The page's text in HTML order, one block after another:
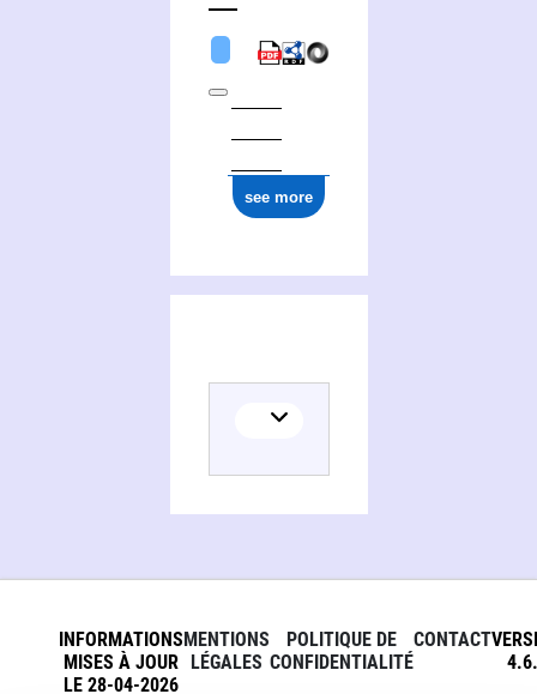
see more
INFORMATIONS
MISES À JOUR
LE 28-04-2026
MENTIONS
LÉGALES
POLITIQUE DE
CONFIDENTIALITÉ
CONTACT